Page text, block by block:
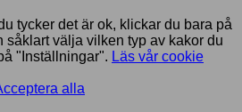
tycker det är ok, klickar du bara på
såklart välja vilken typ av kakor du
"Inställningar". Läs vår cookie
alla